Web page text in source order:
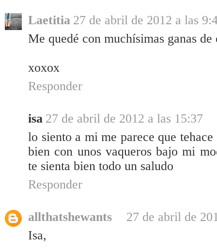
Laetitia 27 de abril de 2012 a las
Me quedé con muchísimas ganas
xoxox
Responder
isa 27 de abril de 2012 a las 15:37
lo siento a mi me parece que
bien con unos vaqueros bajo mi
te sienta bien todo un saludo
Responder
allthatshewants
27 de abril de
Isa,